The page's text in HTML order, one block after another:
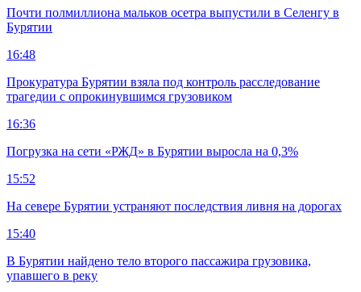
Почти полмиллиона мальков осетра выпустили в Селенгу в
Бурятии
16:48
Прокуратура Бурятии взяла под контроль расследование
трагедии с опрокинувшимся грузовиком
16:36
Погрузка на сети «РЖД» в Бурятии выросла на 0,3%
15:52
На севере Бурятии устраняют последствия ливня на дорогах
15:40
В Бурятии найдено тело второго пассажира грузовика,
упавшего в реку